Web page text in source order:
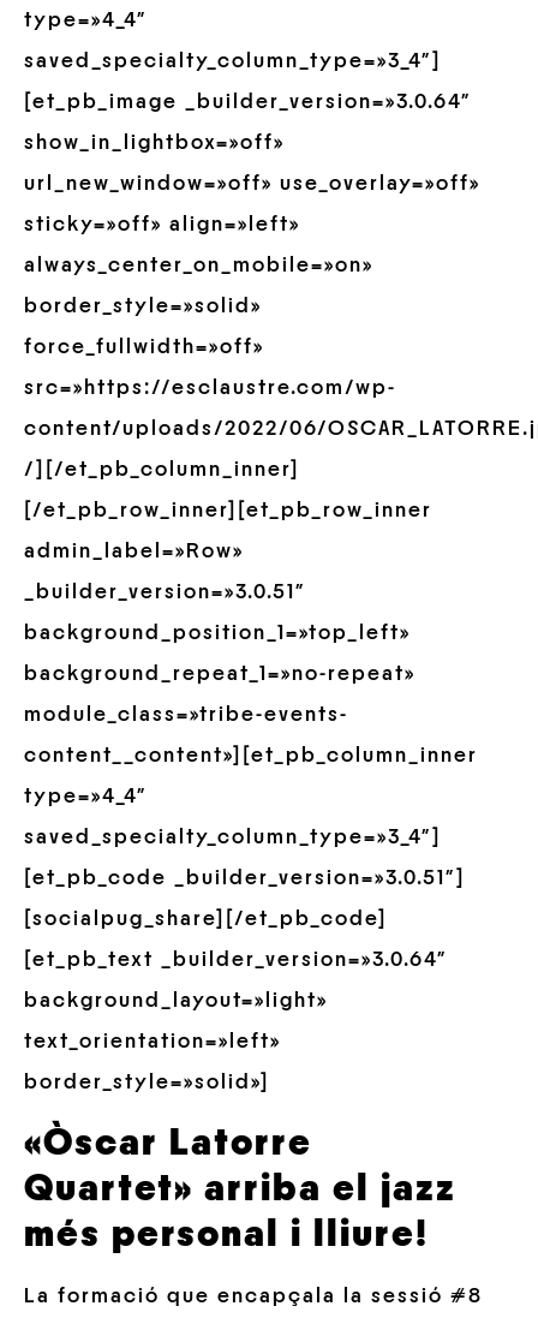
type=»4_4″
saved_specialty_column_type=»3_4″]
[et_pb_image _builder_version=»3.0.64″
show_in_lightbox=»off»
url_new_window=»off» use_overlay=»off»
sticky=»off» align=»left»
always_center_on_mobile=»on»
border_style=»solid»
force_fullwidth=»off»
src=»https://esclaustre.com/wp-
content/uploads/2022/06/
/][/et_pb_column_inner]
[/et_pb_row_inner][et_pb_row_inner
admin_label=»Row»
_builder_version=»3.0.51″
background_position_1=»top_left»
background_repeat_1=»no-repeat»
module_class=»tribe-events-
content__content»][et_pb_column_inner
type=»4_4″
saved_specialty_column_type=»3_4″]
[et_pb_code _builder_version=»3.0.51″]
[socialpug_share][/et_pb_code]
[et_pb_text _builder_version=»3.0.64″
background_layout=»light»
text_orientation=»left»
border_style=»solid»]
«Òscar Latorre
Quartet» arriba el jazz
més personal i lliure!
La formació que encapçala la sessió #8